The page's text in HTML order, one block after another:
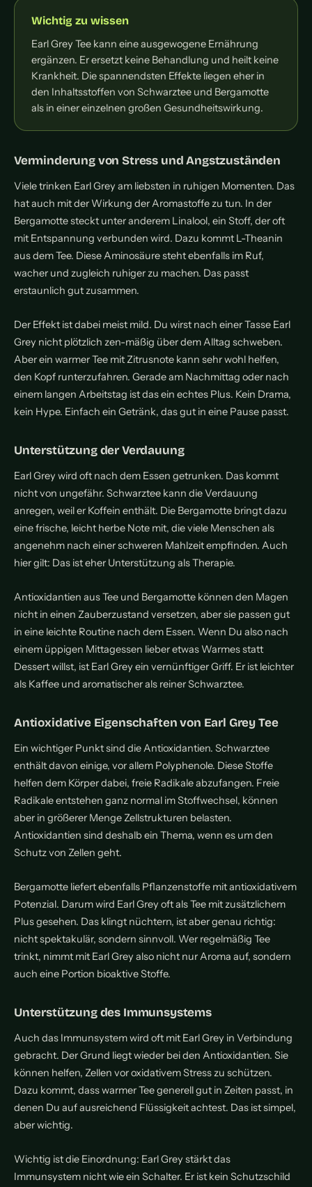
Wichtig zu wissen
Earl Grey Tee kann eine ausgewogene Ernährung
ergänzen. Er ersetzt keine Behandlung und heilt keine
Krankheit. Die spannendsten Effekte liegen eher in
den Inhaltsstoffen von Schwarztee und Bergamotte
als in einer einzelnen großen Gesundheitswirkung.
Verminderung von Stress und Angstzuständen
Viele trinken Earl Grey am liebsten in ruhigen Momenten. Das
hat auch mit der Wirkung der Aromastoffe zu tun. In der
Bergamotte steckt unter anderem Linalool, ein Stoff, der oft
mit Entspannung verbunden wird. Dazu kommt L-Theanin
aus dem Tee. Diese Aminosäure steht ebenfalls im Ruf,
wacher und zugleich ruhiger zu machen. Das passt
erstaunlich gut zusammen.
Der Effekt ist dabei meist mild. Du wirst nach einer Tasse Earl
Grey nicht plötzlich zen-mäßig über dem Alltag schweben.
Aber ein warmer Tee mit Zitrusnote kann sehr wohl helfen,
den Kopf runterzufahren. Gerade am Nachmittag oder nach
einem langen Arbeitstag ist das ein echtes Plus. Kein Drama,
kein Hype. Einfach ein Getränk, das gut in eine Pause passt.
Unterstützung der Verdauung
Earl Grey wird oft nach dem Essen getrunken. Das kommt
nicht von ungefähr. Schwarztee kann die Verdauung
anregen, weil er Koffein enthält. Die Bergamotte bringt dazu
eine frische, leicht herbe Note mit, die viele Menschen als
angenehm nach einer schweren Mahlzeit empfinden. Auch
hier gilt: Das ist eher Unterstützung als Therapie.
Antioxidantien aus Tee und Bergamotte können den Magen
nicht in einen Zauberzustand versetzen, aber sie passen gut
in eine leichte Routine nach dem Essen. Wenn Du also nach
einem üppigen Mittagessen lieber etwas Warmes statt
Dessert willst, ist Earl Grey ein vernünftiger Griff. Er ist leichter
als Kaffee und aromatischer als reiner Schwarztee.
Antioxidative Eigenschaften von Earl Grey Tee
Ein wichtiger Punkt sind die Antioxidantien. Schwarztee
enthält davon einige, vor allem Polyphenole. Diese Stoffe
helfen dem Körper dabei, freie Radikale abzufangen. Freie
Radikale entstehen ganz normal im Stoffwechsel, können
aber in größerer Menge Zellstrukturen belasten.
Antioxidantien sind deshalb ein Thema, wenn es um den
Schutz von Zellen geht.
Bergamotte liefert ebenfalls Pflanzenstoffe mit antioxidativem
Potenzial. Darum wird Earl Grey oft als Tee mit zusätzlichem
Plus gesehen. Das klingt nüchtern, ist aber genau richtig:
nicht spektakulär, sondern sinnvoll. Wer regelmäßig Tee
trinkt, nimmt mit Earl Grey also nicht nur Aroma auf, sondern
auch eine Portion bioaktive Stoffe.
Unterstützung des Immunsystems
Auch das Immunsystem wird oft mit Earl Grey in Verbindung
gebracht. Der Grund liegt wieder bei den Antioxidantien. Sie
können helfen, Zellen vor oxidativem Stress zu schützen.
Dazu kommt, dass warmer Tee generell gut in Zeiten passt, in
denen Du auf ausreichend Flüssigkeit achtest. Das ist simpel,
aber wichtig.
Wichtig ist die Einordnung: Earl Grey stärkt das
Immunsystem nicht wie ein Schalter. Er ist kein Schutzschild